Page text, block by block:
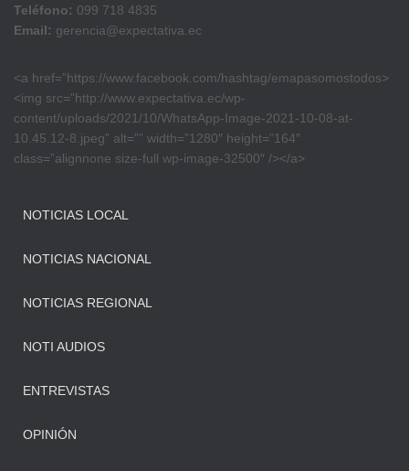
Teléfono: 099 718 4835
Email: gerencia@expectativa.ec
<a href=”https://www.facebook.com/hashtag/emapasomostodos>
<img src=”http://www.expectativa.ec/wp-
content/uploads/2021/10/WhatsApp-Image-2021-10-08-at-
10.45.12-8.jpeg” alt=”” width=”1280″ height=”164″
class=”alignnone size-full wp-image-32500″ /></a>
NOTICIAS LOCAL
NOTICIAS NACIONAL
NOTICIAS REGIONAL
NOTI AUDIOS
ENTREVISTAS
OPINIÓN